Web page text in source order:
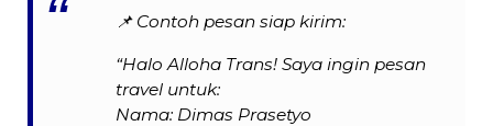
📌 Contoh pesan siap kirim:
“Halo Alloha Trans! Saya ingin pesan
travel untuk:
Nama: Dimas Prasetyo